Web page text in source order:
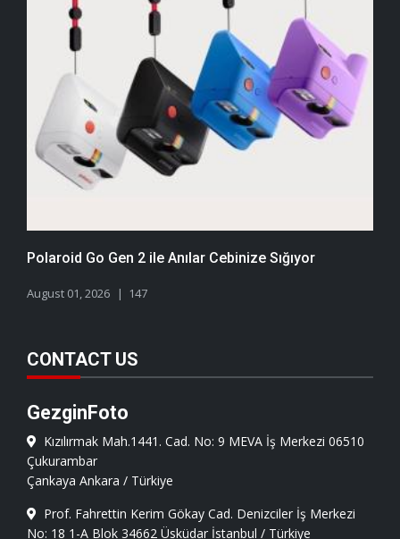
Polaroid Go Gen 2 ile Anılar Cebinize Sığıyor
August 01, 2026 147
CONTACT US
GezginFoto
Kızılırmak Mah.1441. Cad. No: 9 MEVA İş Merkezi 06510
Çukurambar
Çankaya Ankara / Türkiye
Prof. Fahrettin Kerim Gökay Cad. Denizciler İş Merkezi
No: 18 1-A Blok 34662 Üsküdar İstanbul / Türkiye